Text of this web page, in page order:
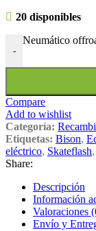
20 disponibles
-
Neumático
Compare
Add to wishlist
Categoría:
Etiquetas: Bison,
eléctrico, Skateflash,
Share:
Descripción
Información
Valoraciones
Envío y